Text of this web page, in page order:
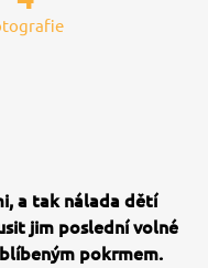
a tak nálada dětí
jim poslední volné
pokrmem.